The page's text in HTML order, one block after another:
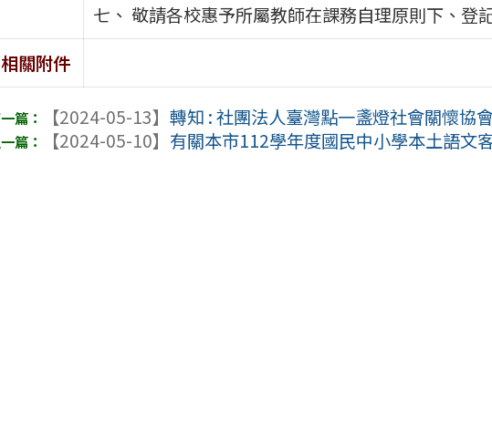
七、 敬請各校惠予所屬教師在課務自理原則下、登
相關附件
【2024-05-13】轉知 : 社團法人臺灣點一盞燈社會關懷協
【2024-05-10】 有關本市112學年度國民中小學本土語文